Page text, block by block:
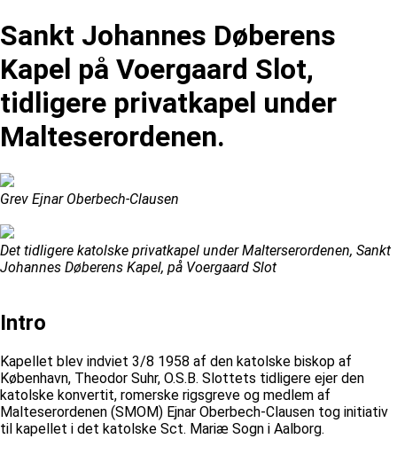
Sankt Johannes Døberens
Kapel på Voergaard Slot,
tidligere privatkapel under
Malteserordenen.
Grev Ejnar Oberbech-Clausen
Det tidligere katolske privatkapel under Malterserordenen, Sankt
Johannes Døberens Kapel, på Voergaard Slot
Intro
Kapellet blev indviet 3/8 1958 af den katolske biskop af
København, Theodor Suhr, O.S.B. Slottets tidligere ejer den
katolske konvertit, romerske rigsgreve og medlem af
Malteserordenen (SMOM) Ejnar Oberbech-Clausen tog initiativ
til kapellet i det katolske Sct. Mariæ Sogn i Aalborg.